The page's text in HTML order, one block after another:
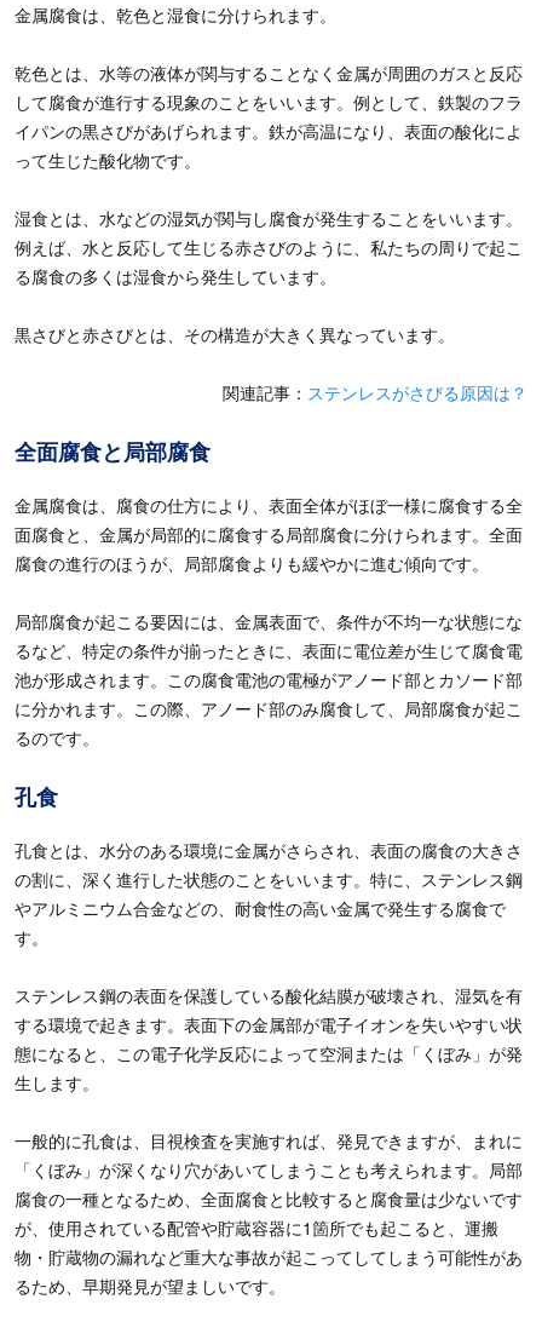
金属腐食は、乾色と湿食に分けられます。
乾色とは、水等の液体が関与することなく金属が周囲のガスと反応
して腐食が進行する現象のことをいいます。例として、鉄製のフラ
イパンの黒さびがあげられます。鉄が高温になり、表面の酸化によ
って生じた酸化物です。
湿食とは、水などの湿気が関与し腐食が発生することをいいます。
例えば、水と反応して生じる赤さびのように、私たちの周りで起こ
る腐食の多くは湿食から発生しています。
黒さびと赤さびとは、その構造が大きく異なっています。
関連記事： ステンレスがさびる原因は？
全面腐食と局部腐食
金属腐食は、腐食の仕方により、表面全体がほぼ一様に腐食する全
面腐食と、金属が局部的に腐食する局部腐食に分けられます。全面
腐食の進行のほうが、局部腐食よりも緩やかに進む傾向です。
局部腐食が起こる要因には、金属表面で、条件が不均一な状態にな
るなど、特定の条件が揃ったときに、表面に電位差が生じて腐食電
池が形成されます。この腐食電池の電極がアノード部とカソード部
に分かれます。この際、アノード部のみ腐食して、局部腐食が起こ
るのです。
孔食
孔食とは、水分のある環境に金属がさらされ、表面の腐食の大きさ
の割に、深く進行した状態のことをいいます。特に、ステンレス鋼
やアルミニウム合金などの、耐食性の高い金属で発生する腐食で
す。
ステンレス鋼の表面を保護している酸化結膜が破壊され、湿気を有
する環境で起きます。表面下の金属部が電子イオンを失いやすい状
態になると、この電子化学反応によって空洞または「くぼみ」が発
生します。
一般的に孔食は、目視検査を実施すれば、発見できますが、まれに
「くぼみ」が深くなり穴があいてしまうことも考えられます。局部
腐食の一種となるため、全面腐食と比較すると腐食量は少ないです
が、使用されている配管や貯蔵容器に1箇所でも起こると、運搬
物・貯蔵物の漏れなど重大な事故が起こってしてしまう可能性があ
るため、早期発見が望ましいです。